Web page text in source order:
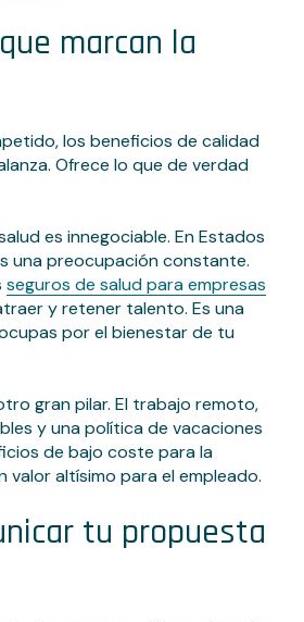
marcan la
los beneficios de calidad
Ofrece lo que de verdad
es innegociable. En Estados
una preocupación constante.
seguros de salud para empresas
y retener talento. Es una
por el bienestar de tu
gran pilar. El trabajo remoto,
y una política de vacaciones
de bajo coste para la
valor altísimo para el empleado.
tu propuesta